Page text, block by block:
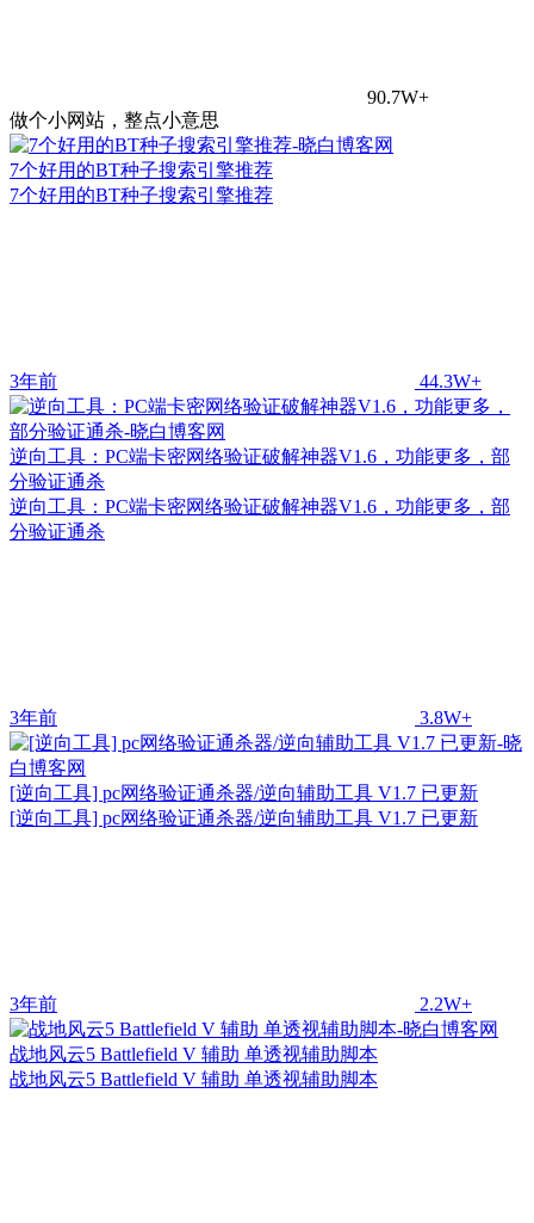
90.7W+
做个小网站，整点小意思
7个好用的BT种子搜索引擎推荐
7个好用的BT种子搜索引擎推荐
3年前 44.3W+
逆向工具：PC端卡密网络验证破解神器V1.6，功能更多，部
分验证通杀
逆向工具：PC端卡密网络验证破解神器V1.6，功能更多，部
分验证通杀
3年前 3.8W+
[逆向工具] pc网络验证通杀器/逆向辅助工具 V1.7 已更新
[逆向工具] pc网络验证通杀器/逆向辅助工具 V1.7 已更新
3年前 2.2W+
战地风云5 Battlefield V 辅助 单透视辅助脚本
战地风云5 Battlefield V 辅助 单透视辅助脚本